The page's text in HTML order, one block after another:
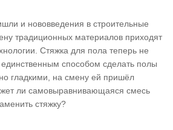
и нововведения в строительные
традиционных материалов приходят
Стяжка для пола теперь не
единственным способом сделать полы
гладкими, на смену ей пришёл
ли самовыравнивающаяся смесь
стяжку?